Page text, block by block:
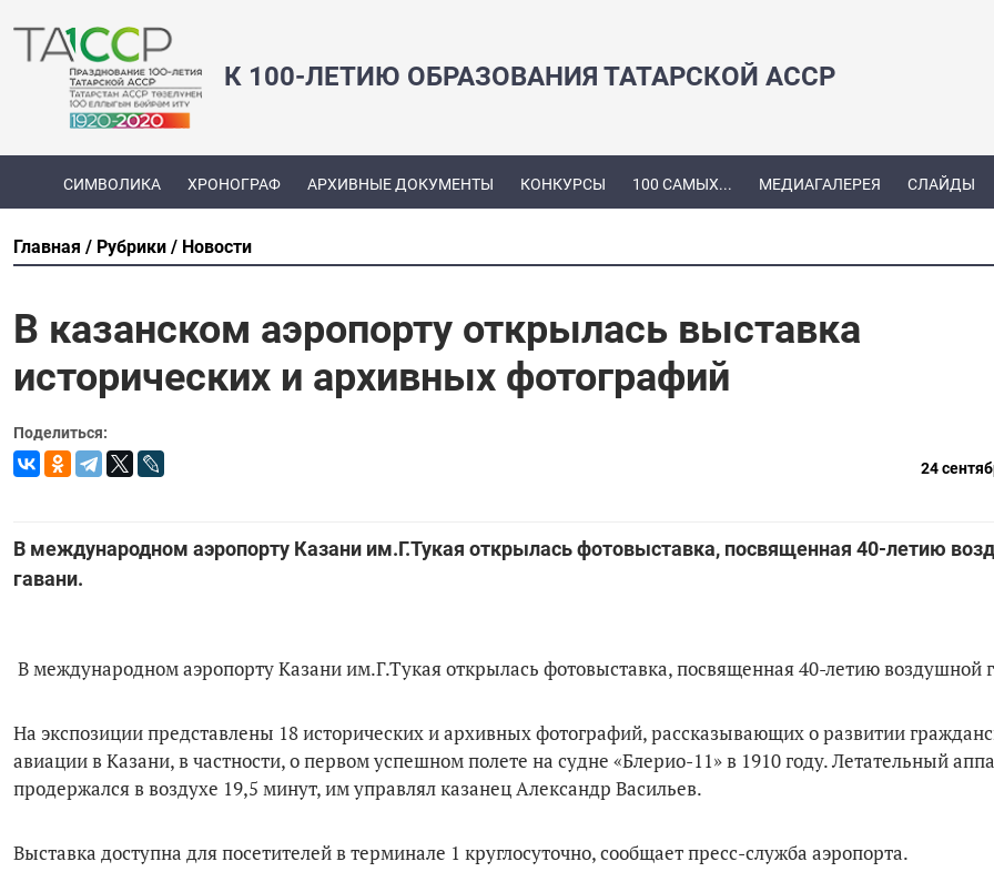
К 100-ЛЕТИЮ ОБРАЗОВАНИЯ ТАТАРСКОЙ АССР
СИМВОЛИКА ХРОНОГРАФ АРХИВНЫЕ ДОКУМЕНТЫ КОНКУРСЫ 100 САМЫХ... МЕДИАГАЛЕРЕЯ СЛАЙДЫ
Главная Рубрики Новости
В казанском аэропорту открылась выставка
исторических и архивных фотографий
Поделиться:
24
В международном аэропорту Казани им.Г.Тукая открылась фотовыставка, посвященная 40-летию
гавани.
В международном аэропорту Казани им.Г.Тукая открылась фотовыставка, посвященная 40-летию воздушной
На экспозиции представлены 18 исторических и архивных фотографий, рассказывающих о развитии
авиации в Казани, в частности, о первом успешном полете на судне «Блерио-11» в 1910 году. Летательный
продержался в воздухе 19,5 минут, им управлял казанец Александр Васильев.
Выставка доступна для посетителей в терминале 1 круглосуточно, сообщает пресс-служба аэропорта.